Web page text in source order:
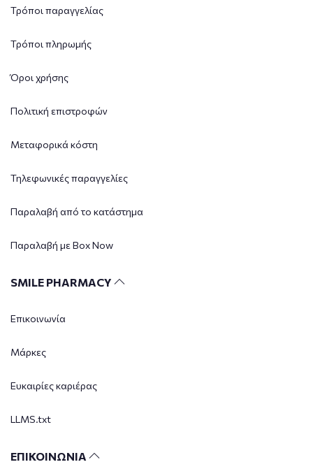
Τρόποι παραγγελίας
Τρόποι πληρωμής
Όροι χρήσης
Πολιτική επιστροφών
Μεταφορικά κόστη
Τηλεφωνικές παραγγελίες
Παραλαβή από το κατάστημα
Παραλαβή με Box Now
SMILE PHARMACY
Επικοινωνία
Μάρκες
Ευκαιρίες καριέρας
LLMS.txt
ΕΠΙΚΟΙΝΩΝΙΑ